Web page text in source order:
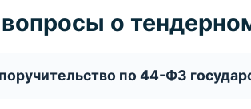
о
по 44-ФЗ